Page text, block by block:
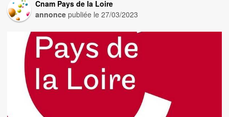
Cnam Pays de la Loire
annonce publiée le27/03/2023